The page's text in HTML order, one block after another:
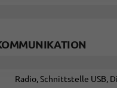
Radio, Schnittstelle USB,